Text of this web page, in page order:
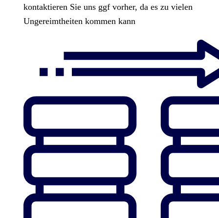
kontaktieren Sie uns ggf vorher, da es zu vielen
Ungereimtheiten kommen kann